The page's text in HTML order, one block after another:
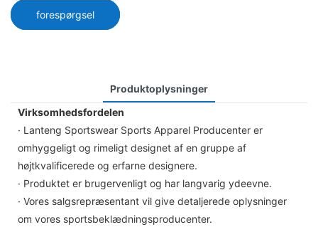
forespørgsel
Produktoplysninger
Virksomhedsfordelen
· Lanteng Sportswear Sports Apparel Producenter er
omhyggeligt og rimeligt designet af en gruppe af
højtkvalificerede og erfarne designere.
· Produktet er brugervenligt og har langvarig ydeevne.
· Vores salgsrepræsentant vil give detaljerede oplysninger
om vores sportsbeklædningsproducenter.